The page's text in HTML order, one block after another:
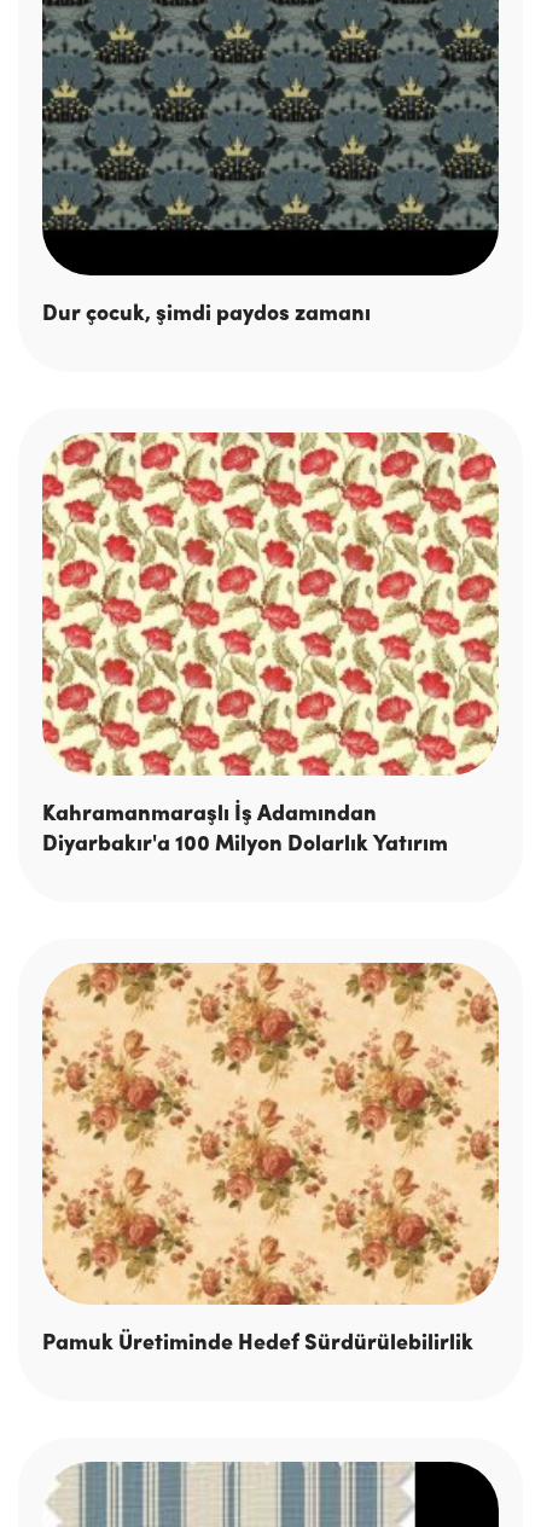
Dur çocuk, şimdi paydos zamanı
Kahramanmaraşlı İş Adamından
Diyarbakır'a 100 Milyon Dolarlık Yatırım
Pamuk Üretiminde Hedef Sürdürülebilirlik